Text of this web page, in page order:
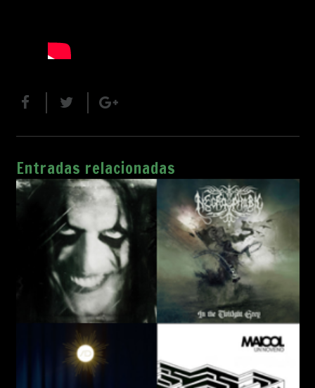
Entradas relacionadas